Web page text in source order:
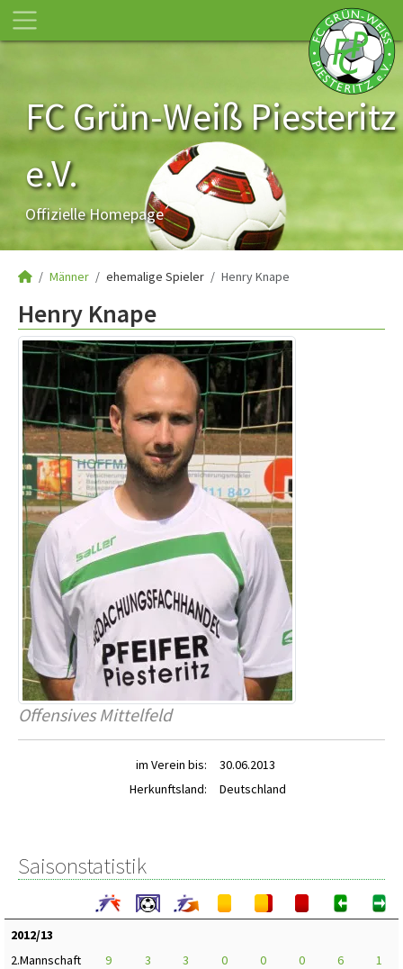
FC Grün-Weiß Piesteritz
e.V.
Offizielle Homepage
Männer ehemalige Spieler Henry Knape
Henry Knape
Offensives Mittelfeld
im Verein bis:
30.06.2013
Herkunftsland:
Deutschland
Saisonstatistik
2012/13
2.Mannschaft
9 3 3 0 0 0 6
1